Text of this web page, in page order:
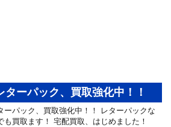
ターパック、買取強化中！！
ーパック、買取強化中！！ レターパックな
も買取ます！ 宅配買取、はじめました！